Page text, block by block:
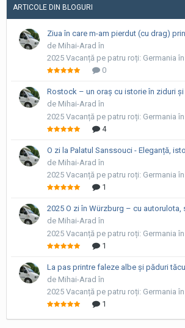
ARTICOLE DIN BLOGURI
Ziua în care m-am pierdut (cu drag)
de Mihai-Arad în
2025 Vacanță pe patru roți: Germania
0
Rostock – un oraș cu istorie în ziduri
de Mihai-Arad în
2025 Vacanță pe patru roți: Germania
4
de Mihai-Arad în
2025 Vacanță pe patru roți: Germania
1
2025 O zi în Würzburg – cu autorulota,
de Mihai-Arad în
2025 Vacanță pe patru roți: Germania
1
de Mihai-Arad în
2025 Vacanță pe patru roți: Germania
1